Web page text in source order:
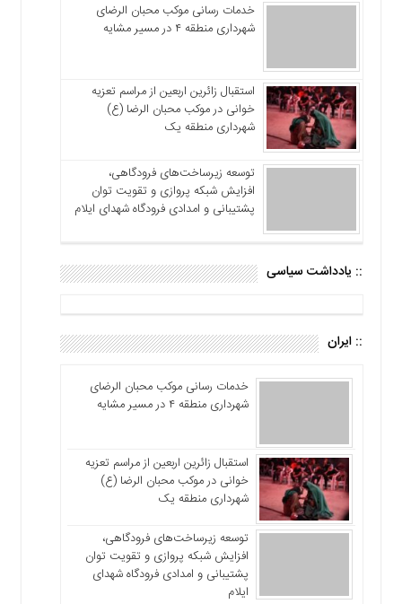
خدمات رسانی موکب محبان الرضای
شهرداری منطقه ۴ در مسیر مشایه
استقبال زائرین اربعین از مراسم تعزیه
خوانی در موکب محبان الرضا (ع)
شهرداری منطقه یک
توسعه زیرساخت‌های فرودگاهی،
افزایش شبکه پروازی و تقویت توان
پشتیبانی و امدادی فرودگاه شهدای ایلام
:: یادداشت سیاسی
:: ایران
خدمات رسانی موکب محبان الرضای
شهرداری منطقه ۴ در مسیر مشایه
استقبال زائرین اربعین از مراسم تعزیه
خوانی در موکب محبان الرضا (ع)
شهرداری منطقه یک
توسعه زیرساخت‌های فرودگاهی،
افزایش شبکه پروازی و تقویت توان
پشتیبانی و امدادی فرودگاه شهدای
ایلام